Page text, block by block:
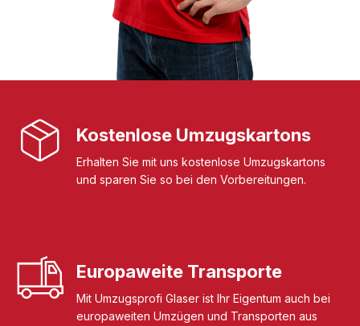
Kostenlose Umzugskartons
Erhalten Sie mit uns kostenlose Umzugskartons
und sparen Sie so bei den Vorbereitungen.
Europaweite Transporte
Mit Umzugsprofi Glaser ist Ihr Eigentum auch bei
europaweiten Umzügen und Transporten aus